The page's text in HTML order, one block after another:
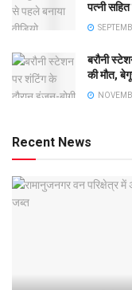
पत्नी
बरौनी
की मौत,
Recent News